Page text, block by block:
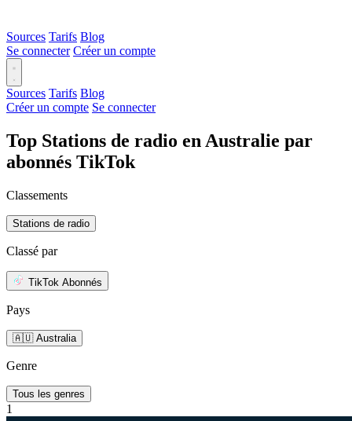
Sources Tarifs Blog
Se connecter Créer un compte
Sources Tarifs Blog
Créer un compte Se connecter
Top Stations de radio en Australie par
abonnés TikTok
Classements
Stations de radio
Classé par
TikTok Abonnés
Pays
🇦🇺 Australia
Genre
Tous les genres
1